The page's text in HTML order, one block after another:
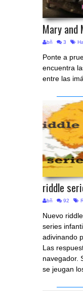
Mary and
bñ 3
Ponte a
encuentra
entre las
riddle
bñ 92
Nuevo
series
adivinando
Las
navegador.
se jeugan